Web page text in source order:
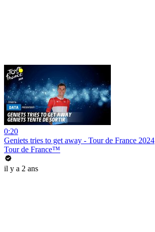
0:20
Geniets tries to get away - Tour de France 2024
Tour de France™
il y a 2 ans